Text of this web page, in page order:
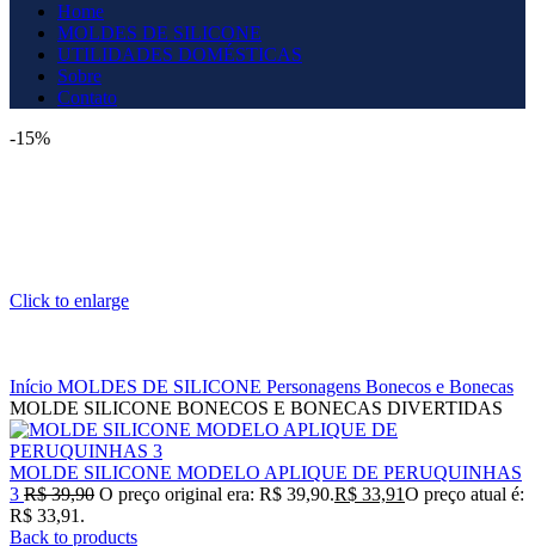
Home
MOLDES DE SILICONE
UTILIDADES DOMÉSTICAS
Sobre
Contato
-15%
Click to enlarge
Início MOLDES DE SILICONE Personagens Bonecos e Bonecas
MOLDE SILICONE BONECOS E BONECAS DIVERTIDAS
MOLDE SILICONE MODELO APLIQUE DE PERUQUINHAS
3 R$39,90 O preço original era: R$ 39,90.R$ 33,91O preço atual é:
R$ 33,91.
Back to products